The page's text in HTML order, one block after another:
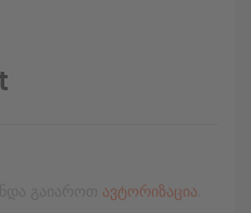
ავტორიზაცია